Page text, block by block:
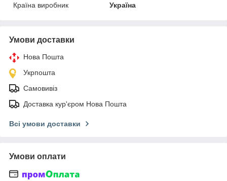
Країна виробник
Україна
Умови доставки
Нова Пошта
Укрпошта
Самовивіз
Доставка кур'єром Нова Пошта
Всі умови доставки
Умови оплати